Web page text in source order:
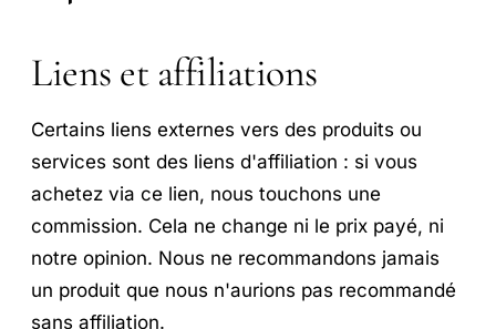
Liens et affiliations
Certains liens externes vers des produits ou
services sont des liens d'affiliation : si vous
achetez via ce lien, nous touchons une
commission. Cela ne change ni le prix payé, ni
notre opinion. Nous ne recommandons jamais
un produit que nous n'aurions pas recommandé
sans affiliation.